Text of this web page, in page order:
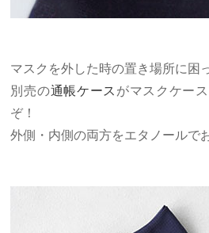
マスクを外した時の置き場所に困
別売の通帳ケース がマスクケー
ぞ！
外側・内側の両方をエタノールで